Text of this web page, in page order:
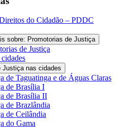
do Cidadão – PDDC
sobre: Promotorias de Justiça
de Justiça
Justiça nas cidades
de Taguatinga e de Águas Claras
de Brasília I
de Brasília II
de Brazlândia
de Ceilândia
do Gama